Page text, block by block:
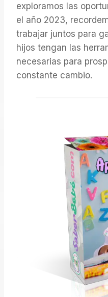
exploramos las
el año 2023,
trabajar juntos para
hijos tengan las
necesarias para
constante cambio.